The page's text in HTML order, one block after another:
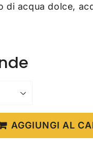
di acqua dolce,
AGGIUNGI AL